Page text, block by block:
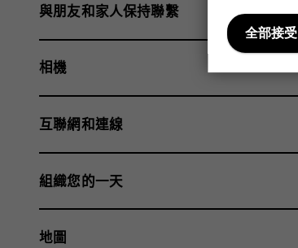
與朋友和家人保持聯繫
相機
互聯網和連線
組織您的一天
地圖
全部接受